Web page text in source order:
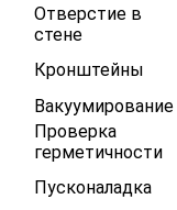
Отверстие в
стене
Кронштейны
Вакуумирование
Проверка
герметичности
Пусконаладка